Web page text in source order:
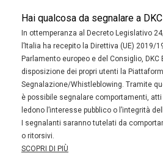
Hai qualcosa da segnalare a
In ottemperanza al Decreto Legislativo
l’Italia ha recepito la Direttiva (UE) 2019/
Parlamento europeo e del Consiglio, DKC
disposizione dei propri utenti la
Segnalazione/Whistleblowing. Tramite
è possibile segnalare comportamenti,
ledono l’interesse pubblico o l’integrità
I segnalanti saranno tutelati da
o ritorsivi.
SCOPRI DI PIÙ